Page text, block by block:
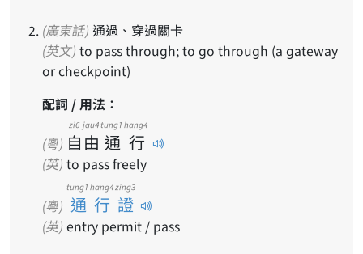
(廣東話) 通過、穿過關卡
(英文)
or checkpoint)
配詞 / 用法：
(粵) 自
zi6
由
jau4
通
tung1
行
hang4
(英) to pass freely
(粵) 通行證
tung1 hang4 zing3
(英) entry permit / pass